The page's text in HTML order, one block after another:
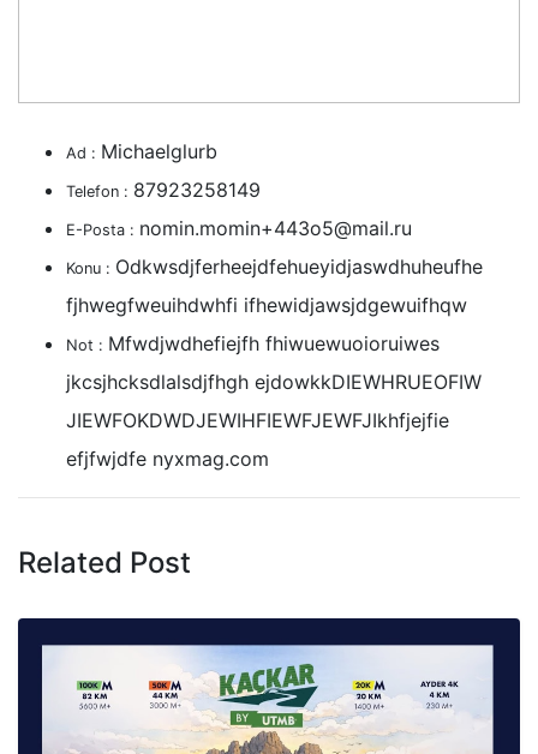
Ad : Michaelglurb
Telefon : 87923258149
E-Posta : nomin.momin+443o5@mail.ru
Konu : Odkwsdjferheejdfehueyidjaswdhuheufhe
fjhwegfweuihdwhfi ifhewidjawsjdgewuifhqw
Not : Mfwdjwdhefiejfh fhiwuewuoioruiwes
jkcsjhcksdlalsdjfhgh ejdowkkDIEWHRUEOFIW
JIEWFOKDWDJEWIHFIEWFJEWFJIkhfjejfie
efjfwjdfe nyxmag.com
Related Post